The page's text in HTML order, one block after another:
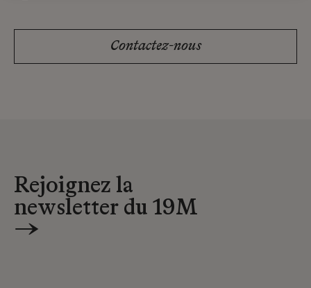
Contactez-nous
Rejoignez la
newsletter du 19M
→